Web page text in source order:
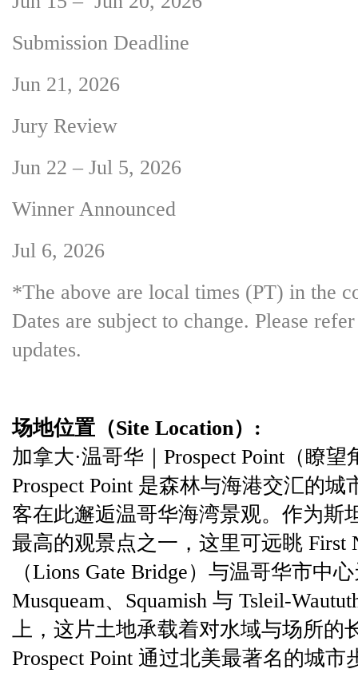
Submission Deadline
Jun 21, 2026
Jury Review
Jun 22 – Jul 5, 2026
Winner Announced
Jul 6, 2026
*The above are local times (PT) in the
Dates are subject to change. Please
updates.
场地位置（Site Location）:
加拿大·温哥华｜Prospect Point（瞭望
Prospect Point 是森林与海港交汇的
客在此邂逅温哥华海湾景观。作为斯
最高的观景点之一，这里可远眺 First
（Lions Gate Bridge）与温哥华市中
Musqueam、Squamish 与 Tsleil-
上，这片土地承载着对水域与场所的
Prospect Point 通过北美最著名的城